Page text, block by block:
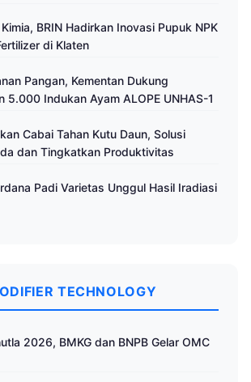
BRIN Hadirkan Inovasi Pupuk NPK
di Klaten
Pangan, Kementan Dukung
5.000 Indukan Ayam ALOPE UNHAS-1
Cabai Tahan Kutu Daun, Solusi
dan Tingkatkan Produktivitas
Padi Varietas Unggul Hasil Iradiasi
TECHNOLOGY
2026, BMKG dan BNPB Gelar OMC